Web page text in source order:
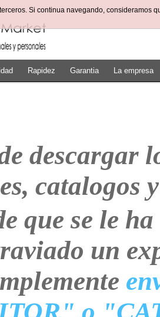
Rapidez Garantia La empresa
descargar
catalogos
que se le
un
Si continua navegando, consideramos